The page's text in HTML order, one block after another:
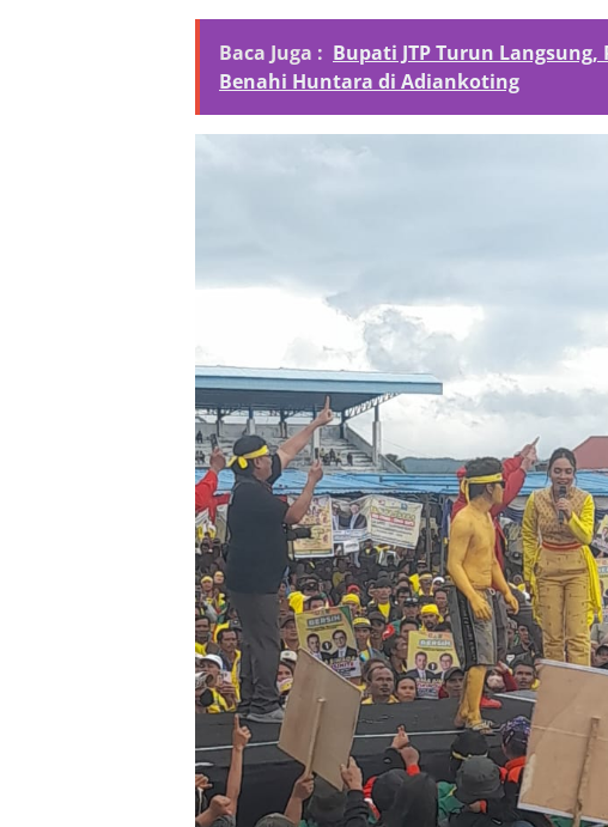
Baca Juga : Bupati JTP Turun
Benahi Huntara di Adiankoting